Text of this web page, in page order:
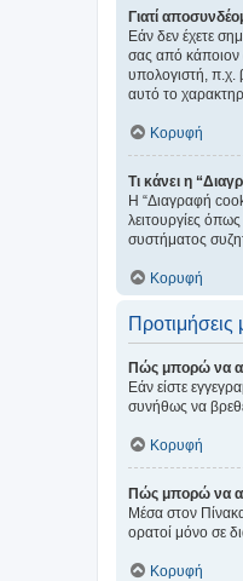
Γιατί
Εάν δεν έχετε
σας από κάποιον
υπολογιστή, π.χ.
αυτό το
Κορυφή
Τι κάνει η
Η “Διαγραφή
λειτουργίες
συστήματος
Κορυφή
Προτιμήσεις
Πώς μπορώ να
Εάν είστε
συνήθως να
Κορυφή
Πώς μπορώ να
Μέσα στον
ορατοί μόνο σε
Κορυφή